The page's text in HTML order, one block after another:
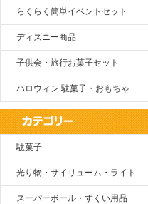
らくらく簡単イベントセット
ディズニー商品
子供会・旅行お菓子セット
ハロウィン 駄菓子・おもちゃ
駄菓子
光り物・サイリューム・ライト
スーパーボール・すくい用品